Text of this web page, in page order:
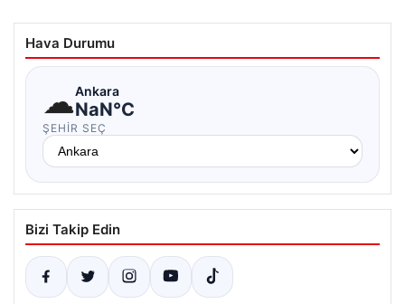
Hava Durumu
☁Ankara
NaN°C
ŞEHIR SEÇ
Bizi Takip Edin